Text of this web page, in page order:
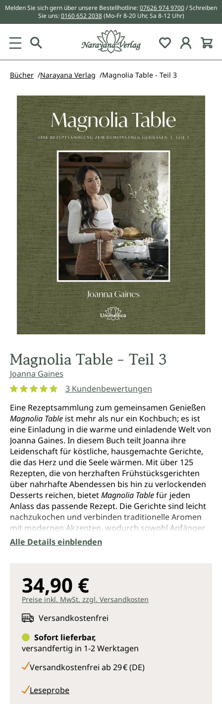
springen
Melden Sie sich gern über unsere Bestellhotline:07626 974 9700/ Schreiben
Sie uns:0160 652 2038 (Mo-Fr 8-20 Uhr, Sa 8-12 Uhr)
Du hast 0
Bücher Narayana Verlag Magnolia Table - Teil 3
Bildergalerie überspringen
Magnolia Table - Teil 3
Joanna Gaines
3 Kundenbewertungen
Eine Rezeptsammlung zum gemeinsamen Genießen
Magnolia Table ist mehr als nur ein Kochbuch; es ist
eine Einladung in die warme und einladende Welt von
Joanna Gaines. In diesem Buch teilt Joanna ihre
Leidenschaft für köstliche, hausgemachte Gerichte,
die das Herz und die Seele wärmen. Mit über 125
Rezepten, die von herzhaften Frühstücksgerichten
über nahrhafte Abendessen bis hin zu verlockenden
Desserts reichen, bietetMagnolia Tablefür jeden
Anlass das passende Rezept. Die Gerichte sind leicht
nachzukochen und verbinden traditionelle Aromen
mit modernen Akzenten, wodurch sowohl Anfänger
als auch erfahrene Köche inspiriert werden.
Erzählungen machen das Buch zu einer emotionalen
Reise, die das Kochen zu einem gemeinschaftlichen
und verbindenden Erlebnis macht. Joanna betont die
Bedeutung von gemeinsamen Mahlzeiten und zeigt,
Joanna Gaines ist eine gefeierte Autorin, Designerin
und TV-Persönlichkeit, bekannt aus der Show
Upper
sieMagnolia, ein Unternehmen, das sich der
widmet. MitMagnolia Table
Alle Details einblenden
34,90 €
Preise inkl. MwSt. zzgl. Versandkosten
Versandkostenfrei
Sofort lieferbar,
versandfertig in 1-2 Werktagen
Versandkostenfrei ab 29 € (DE)
Leseprobe